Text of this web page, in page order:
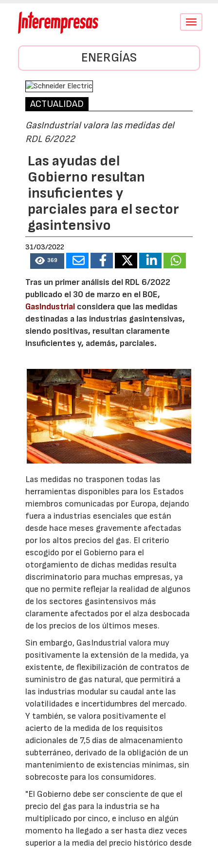
Conmutar
ENERGÍAS
ACTUALIDAD
GasIndustrial valora las medidas del
RDL 6/2022
Las ayudas del
Gobierno resultan
insuficientes y
parciales para el sector
gasintensivo
31/03/2022
369
Tras un primer análisis del RDL 6/2022
publicado el 30 de marzo en el BOE,
GasIndustrial considera que las medidas
destinadas a las industrias gasintensivas,
siendo positivas, resultan claramente
insuficientes y, además, parciales.
Las medidas no trasponen todas las
herramientas disponibles para los Estados
miembros comunicadas por Europa, dejando
fuera a industrias esenciales que están
desde hace meses gravemente afectadas
por los altos precios del gas. El criterio
escogido por el Gobierno para el
otorgamiento de dichas medidas resulta
discriminatorio para muchas empresas, ya
que no permite reflejar la realidad de algunos
de los sectores gasintensivos más
claramente afectados por el alza desbocada
de los precios de los últimos meses.
Sin embargo, GasIndustrial valora muy
positivamente la extensión de la medida, ya
existente, de flexibilización de contratos de
suministro de gas natural, que permitirá a
las industrias modular su caudal ante las
volatilidades e incertidumbres del mercado.
Y también, se valora positivamente el
acierto de la medida de los requisitos
adicionales de 7,5 días de almacenamiento
subterráneo, derivado de la obligación de un
mantenimiento de existencias mínimas, sin
sobrecoste para los consumidores.
"El Gobierno debe ser consciente de que el
precio del gas para la industria se ha
multiplicado por cinco, e incluso en algún
momento ha llegado a ser hasta diez veces
superior a la media del precio histórico desde